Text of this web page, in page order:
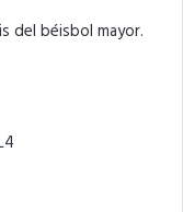
del béisbol mayor.